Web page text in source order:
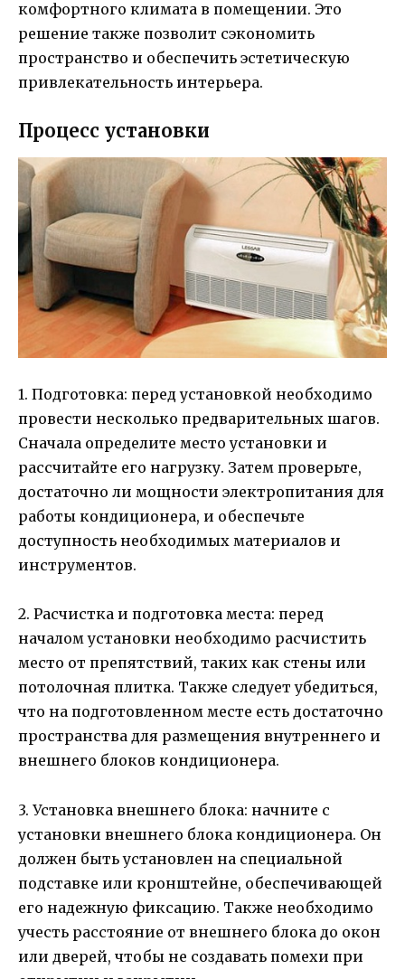
комфортного климата в помещении. Это
решение также позволит сэкономить
пространство и обеспечить эстетическую
привлекательность интерьера.
Процесс установки
1. Подготовка: перед установкой необходимо
провести несколько предварительных шагов.
Сначала определите место установки и
рассчитайте его нагрузку. Затем проверьте,
достаточно ли мощности электропитания для
работы кондиционера, и обеспечьте
доступность необходимых материалов и
инструментов.
2. Расчистка и подготовка места: перед
началом установки необходимо расчистить
место от препятствий, таких как стены или
потолочная плитка. Также следует убедиться,
что на подготовленном месте есть достаточно
пространства для размещения внутреннего и
внешнего блоков кондиционера.
3. Установка внешнего блока: начните с
установки внешнего блока кондиционера. Он
должен быть установлен на специальной
подставке или кронштейне, обеспечивающей
его надежную фиксацию. Также необходимо
учесть расстояние от внешнего блока до окон
или дверей, чтобы не создавать помехи при